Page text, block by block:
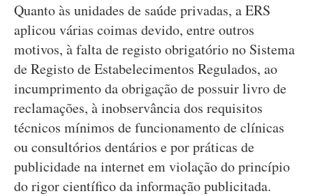
Quanto às unidades de saúde privadas, a ERS
aplicou várias coimas devido, entre outros
motivos, à falta de registo obrigatório no Sistema
de Registo de Estabelecimentos Regulados, ao
incumprimento da obrigação de possuir livro de
reclamações, à inobservância dos requisitos
técnicos mínimos de funcionamento de clínicas
ou consultórios dentários e por práticas de
publicidade na internet em violação do princípio
do rigor científico da informação publicitada.